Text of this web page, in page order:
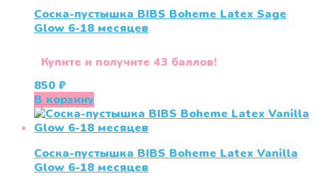
Соска-пустышка BIBS Boheme Latex Sage
Glow 6-18 месяцев
Купите и получите 43 баллов!
850 ₽
В корзину
Соска-пустышка BIBS Boheme Latex Vanilla
Glow 6-18 месяцев